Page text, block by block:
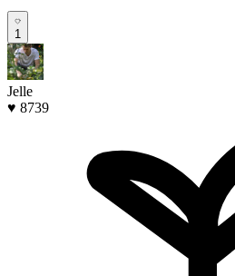
1
Jelle
♥ 8739